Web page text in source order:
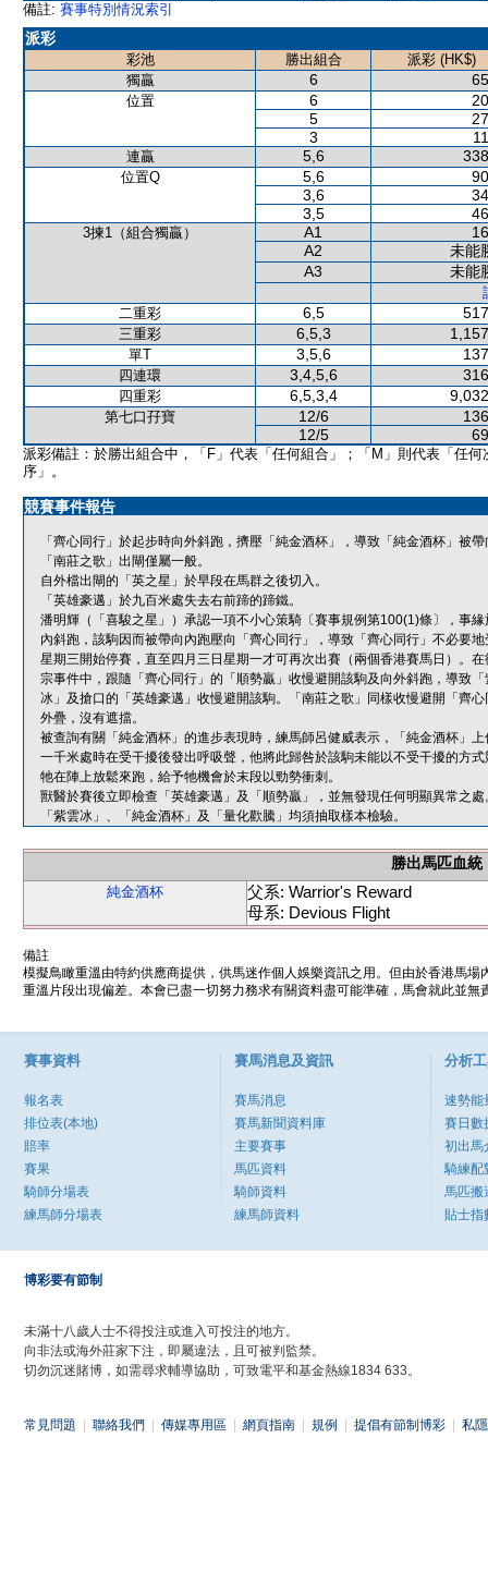
備註: 賽事特別情況索引
派彩
彩池 勝出組合
派彩 (HK$)
獨贏
6
位置 6
5
3
連贏 5,6
位置Q 5,6
3,6
3,5
3揀1（組合獨贏） A1
A2
未能
A3
未能
二重彩
6,5
三重彩 6,5,3
單T 3,5,6
四連環 3,4,5,6
四重彩 6,5,3,4
第七口孖寶 12/6
12/5
派彩備註：於勝出組合中，「F」代表「任何組合」；「M」則代表「任何
序」。
競賽事件報告
「齊心同行」於起步時向外斜跑，擠壓「純金酒杯」，導致「純金酒杯」被
「南莊之歌」出閘僅屬一般。
自外檔出閘的「英之星」於早段在馬群之後切入。
「英雄豪邁」於九百米處失去右前蹄的蹄鐵。
潘明輝（「喜駿之星」）承認一項不小心策騎〔賽事規例第100(1)條〕，事
內斜跑，該駒因而被帶向內跑壓向「齊心同行」，導致「齊心同行」不必要
星期三開始停賽，直至四月三日星期一才可再次出賽（兩個香港賽馬日）。
宗事件中，跟隨「齊心同行」的「順勢贏」收慢避開該駒及向外斜跑，導致
冰」及搶口的「英雄豪邁」收慢避開該駒。「南莊之歌」同樣收慢避開「齊
外疊，沒有遮擋。
被查詢有關「純金酒杯」的進步表現時，練馬師呂健威表示，「純金酒杯」
一千米處時在受干擾後發出呼吸聲，他將此歸咎於該駒未能以不受干擾的方
牠在陣上放鬆來跑，給予牠機會於末段以勁勢衝刺。
獸醫於賽後立即檢查「英雄豪邁」及「順勢贏」，並無發現任何明顯異常之處
「紫雲冰」、「純金酒杯」及「量化歡騰」均須抽取樣本檢驗。
勝出馬匹血統
純金酒杯
父系: Warrior's Reward
母系: Devious Flight
備註
模擬鳥瞰重溫由特約供應商提供，供馬迷作個人娛樂資訊之用。但由於香港馬
重溫片段出現偏差。本會已盡一切努力務求有關資料盡可能準確，馬會就此並
賽事資料
報名表
排位表(本地)
賠率
賽果
騎師分場表
練馬師分場表
賽馬消息及資訊
賽馬消息
賽馬新聞資料庫
主要賽事
馬匹資料
騎師資料
練馬師資料
分析
速勢能
賽日數
初出馬
騎練配
馬匹搬
貼士指
博彩要有節制
未滿十八歲人士不得投注或進入可投注的地方。
向非法或海外莊家下注，即屬違法，且可被判監禁。
切勿沉迷賭博，如需尋求輔導協助，可致電平和基金熱線1834 633。
常見問題 聯絡我們 傳媒專用區 網頁指南 規例 提倡有節制博彩 私